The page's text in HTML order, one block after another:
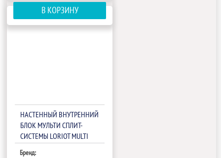
В КОРЗИНУ
НАСТЕННЫЙ ВНУТРЕННИЙ
БЛОК МУЛЬТИ СПЛИТ-
СИСТЕМЫ LORIOT MULTI
Бренд: